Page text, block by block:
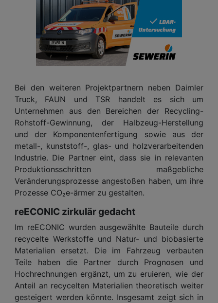
Bei den weiteren Projektpartnern neben Daimler
Truck, FAUN und TSR handelt es sich um
Unternehmen aus den Bereichen der Recycling-
Rohstoff-Gewinnung, der Halbzeug-Herstellung
und der Komponentenfertigung sowie aus der
metall-, kunststoff-, glas- und holzverarbeitenden
Industrie. Die Partner eint, dass sie in relevanten
Produktionsschritten maßgebliche
Veränderungsprozesse angestoßen haben, um ihre
Prozesse CO₂e-ärmer zu gestalten.
reECONIC zirkulär gedacht
Im reECONIC wurden ausgewählte Bauteile durch
recycelte Werkstoffe und Natur- und biobasierte
Materialien ersetzt. Die im Fahrzeug verbauten
Teile haben die Partner durch Prognosen und
Hochrechnungen ergänzt, um zu eruieren, wie der
Anteil an recycelten Materialien theoretisch weiter
gesteigert werden könnte. Insgesamt zeigt sich in